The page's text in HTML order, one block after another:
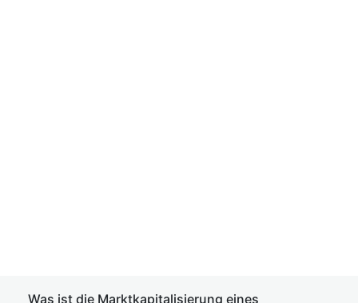
Was ist die Marktkapitalisierung eines